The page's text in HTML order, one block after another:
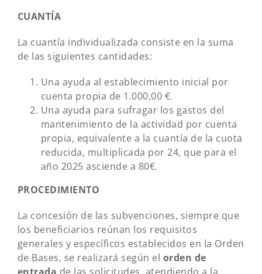
CUANTÍA
La cuantía individualizada consiste en la suma
de las siguientes cantidades:
Una ayuda al establecimiento inicial por
cuenta propia de 1.000,00 €.
Una ayuda para sufragar los gastos del
mantenimiento de la actividad por cuenta
propia, equivalente a la cuantía de la cuota
reducida, multiplicada por 24, que para el
año 2025 asciende a 80€.
PROCEDIMIENTO
La concesión de las subvenciones, siempre que
los beneficiarios reúnan los requisitos
generales y específicos establecidos en la Orden
de Bases, se realizará según el orden de